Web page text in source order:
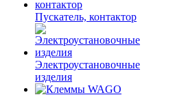
Пускатель, контактор
Электроустановочные
изделия